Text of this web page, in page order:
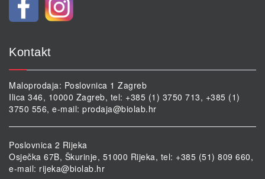
Kontakt
Maloprodaja: Poslovnica 1 Zagreb
Ilica 346, 10000 Zagreb, tel: +385 (1) 3750 713, +385 (1)
3750 556, e-mail: prodaja@biolab.hr
Poslovnica 2 Rijeka
Osječka 67B, Škurinje, 51000 Rijeka, tel: +385 (51) 809 660,
e-mail: rijeka@biolab.hr